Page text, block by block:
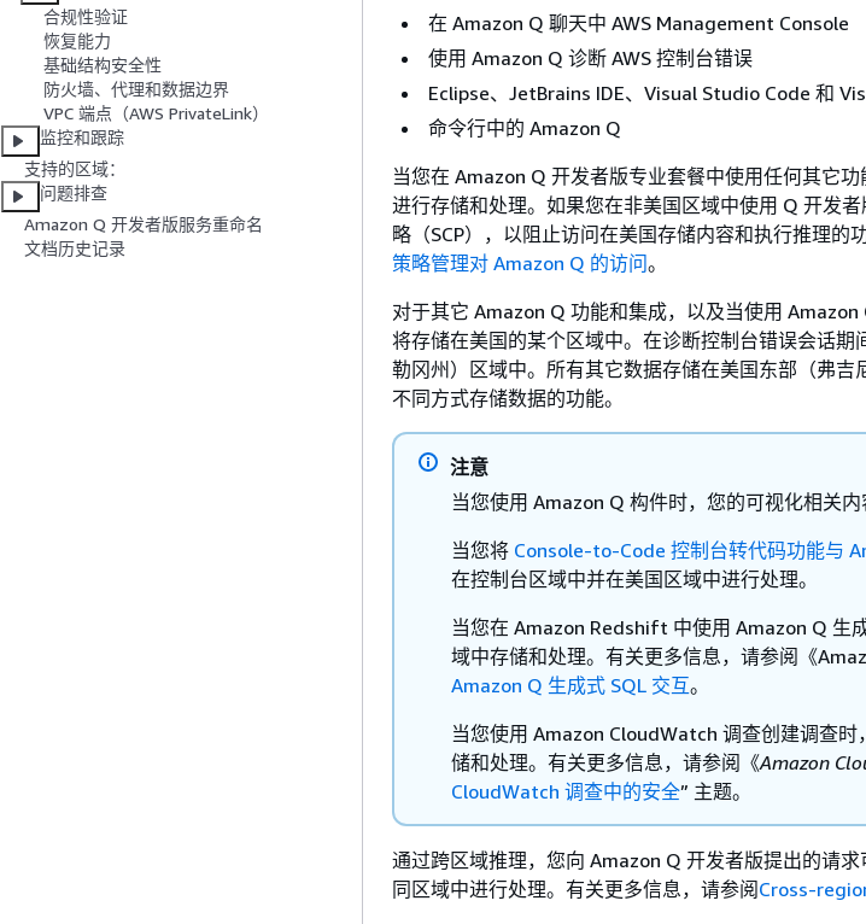
合规性验证
恢复能力
基础结构安全性
防火墙、代理和数据边界
VPC 端点（AWS PrivateLink）
监控和跟踪
支持的区域：
问题排查
Amazon Q 开发者版服务重命名
文档历史记录
在 Amazon Q 聊天中 AWS Management Console
使用 Amazon Q 诊断 AWS 控制台错误
Eclipse、JetBrains IDE、Visual Studio Code 和
命令行中的 Amazon Q
当您在 Amazon Q 开发者版专业套餐中使用任何其它
进行存储和处理。如果您在非美国区域中使用 Q 开发
略（SCP），以阻止访问在美国存储内容和执行推理的
策略管理对 Amazon Q 的访问。
对于其它 Amazon Q 功能和集成，以及当使用
将存储在美国的某个区域中。在诊断控制台错误会话
勒冈州）区域中。所有其它数据存储在美国东部（弗吉
不同方式存储数据的功能。
注意
当您使用 Amazon Q 构件时，您的可视化相关内
当您将 Console-to-Code 控制台转代码功能与
在控制台区域中并在美国区域中进行处理。
当您在 Amazon Redshift 中使用 Amazon Q 生
域中存储和处理。有关更多信息，请参阅《
Amazon Q 生成式 SQL 交互。
当您使用 Amazon CloudWatch 调查创建调查
储和处理。有关更多信息，请参阅《Amazon
CloudWatch 调查中的安全” 主题。
通过跨区域推理，您向 Amazon Q 开发者版提出的请
同区域中进行处理。有关更多信息，请参阅Cross-